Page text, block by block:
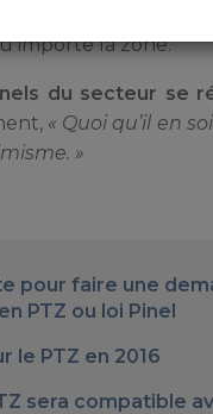
de 20 % dans les
importe la zone.
du secteur se
« Quoi qu’il en
»
pour faire une
PTZ ou loi Pinel
le PTZ en 2016
sera compatible